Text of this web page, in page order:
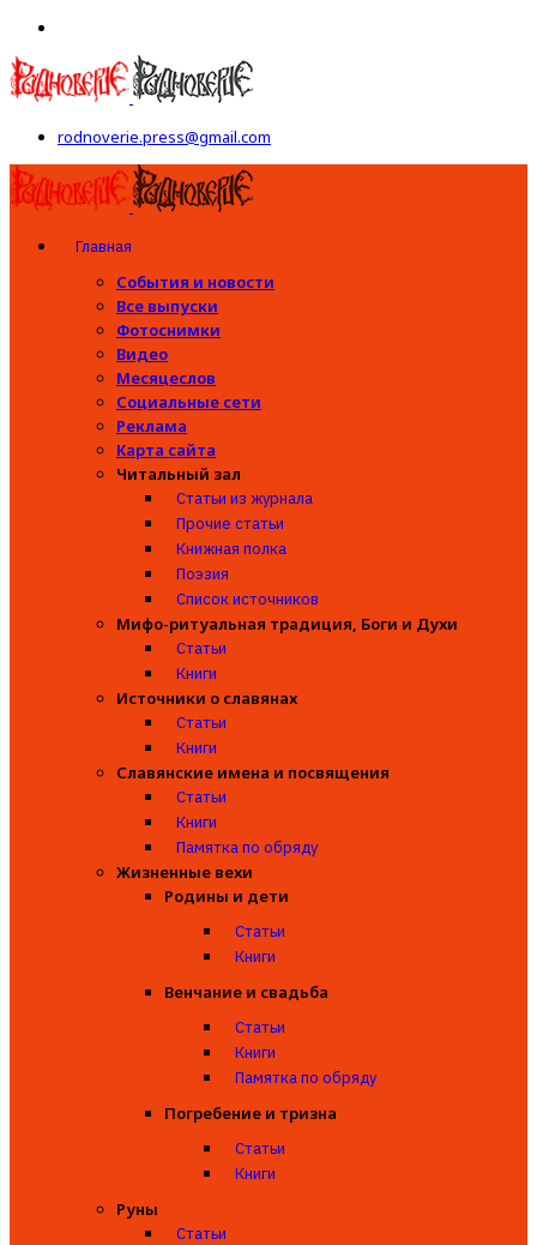
rodnoverie.press@gmail.com
Главная
События и новости
Все выпуски
Фотоснимки
Видео
Месяцеслов
Социальные сети
Реклама
Карта сайта
Читальный зал
Статьи из журнала
Прочие статьи
Книжная полка
Поэзия
Список источников
Мифо-ритуальная традиция, Боги и Духи
Статьи
Книги
Источники о славянах
Статьи
Книги
Славянские имена и посвящения
Статьи
Книги
Памятка по обряду
Жизненные вехи
Родины и дети
Статьи
Книги
Венчание и свадьба
Статьи
Книги
Памятка по обряду
Погребение и тризна
Статьи
Книги
Руны
Статьи